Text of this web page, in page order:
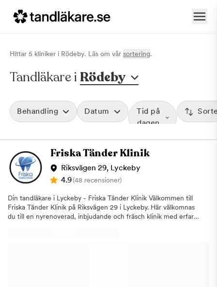
Hittar 5 kliniker i Rödeby. Läs om vår sortering.
Tandläkare i Rödeby
Behandling Datum
Tid på
dagen
Friska Tänder Klinik
Riksvägen 29, Lyckeby
4.9(48 recensioner)
Din tandläkare i Lyckeby - Friska Tänder Klinik Välkommen till
Friska Tänder Klinik på Riksvägen 29 i Lyckeby. Här välkomnas
du till en nyrenoverad, inbjudande och fräsch klinik med erfarna